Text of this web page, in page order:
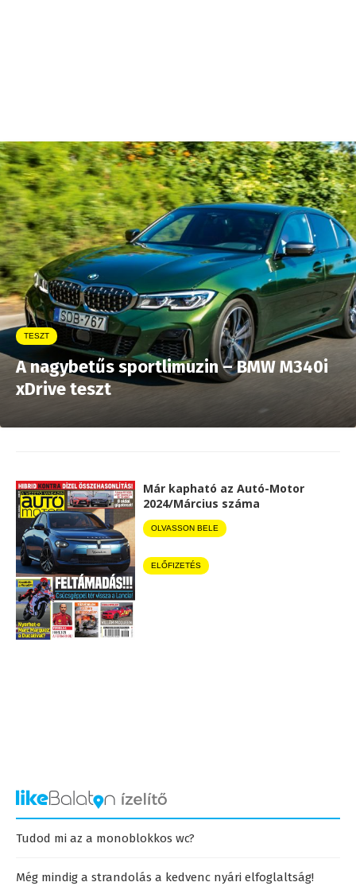
TESZT
A nagybetűs sportlimuzin – BMW M340i
xDrive teszt
Már kapható az Autó-Motor
2024/Március száma
OLVASSON BELE
ELŐFIZETÉS
Tudod mi az a monoblokkos wc?
Még mindig a strandolás a kedvenc nyári elfoglaltság!